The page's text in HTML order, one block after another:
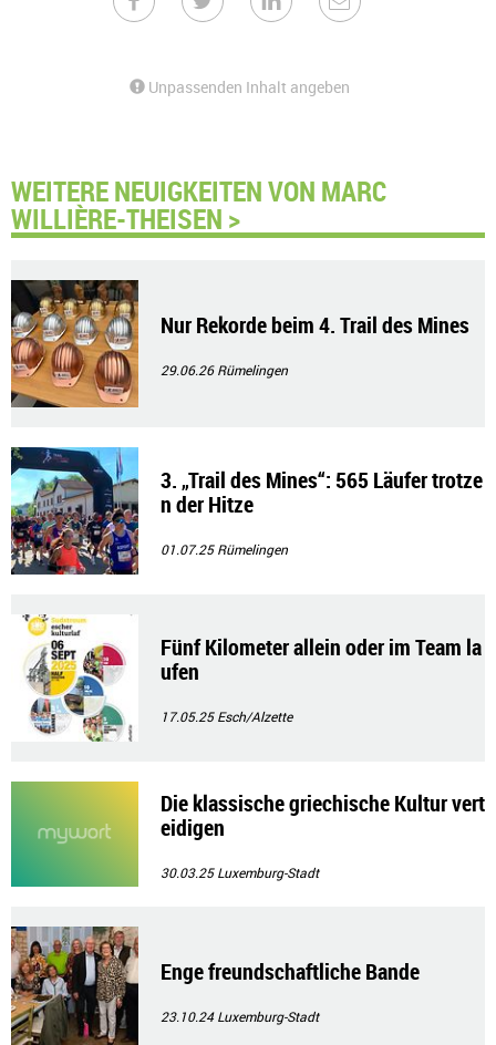
Unpassenden Inhalt angeben
WEITERE NEUIGKEITEN VON MARC
WILLIÈRE-THEISEN >
Nur Rekorde beim 4. Trail des Mines
29.06.26Rümelingen
3. „Trail des Mines“: 565 Läufer trotze
n der Hitze
01.07.25Rümelingen
Fünf Kilometer allein oder im Team la
ufen
17.05.25Esch/Alzette
Die klassische griechische Kultur vert
eidigen
30.03.25Luxemburg-Stadt
Enge freundschaftliche Bande
23.10.24Luxemburg-Stadt